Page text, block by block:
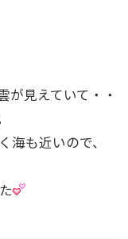
が見えていて・・
海も近いので、